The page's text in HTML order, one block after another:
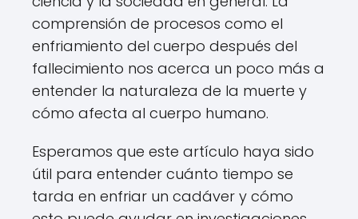
comprensión de procesos como el
enfriamiento del cuerpo después del
fallecimiento nos acerca un poco más a
entender la naturaleza de la muerte y
cómo afecta al cuerpo humano.
Esperamos que este artículo haya sido
útil para entender cuánto tiempo se
tarda en enfriar un cadáver y cómo